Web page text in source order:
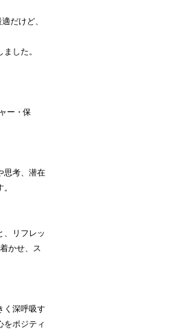
だけど、
した。
ー・保
思考、潜在
、リフレッ
かせ、ス
く深呼吸す
をポジティ